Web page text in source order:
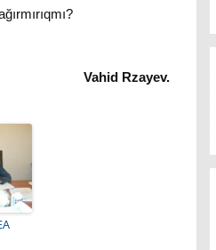
Vahid Rzayev.